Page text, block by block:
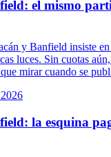
el mismo
y Banfield insiste
luces. Sin cuotas
mirar cuando se
la esquina